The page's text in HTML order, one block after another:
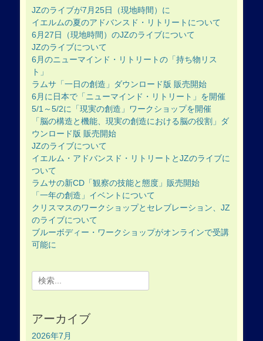
JZのライブが7月25日（現地時間）に
イエルムの夏のアドバンスド・リトリートについて
6月27日（現地時間）のJZのライブについて
JZのライブについて
6月のニューマインド・リトリートの「持ち物リス
ト」
ラムサ「一日の創造」ダウンロード版 販売開始
6月に日本で「ニューマインド・リトリート」を開催
5/1～5/2に「現実の創造」ワークショップを開催
「脳の構造と機能、現実の創造における脳の役割」ダ
ウンロード版 販売開始
JZのライブについて
イエルム・アドバンスド・リトリートとJZのライブに
ついて
ラムサの新CD「観察の技能と態度」販売開始
「一年の創造」イベントについて
クリスマスのワークショップとセレブレーション、JZ
のライブについて
ブルーボディー・ワークショップがオンラインで受講
可能に
Search
for:
アーカイブ
2026年7月